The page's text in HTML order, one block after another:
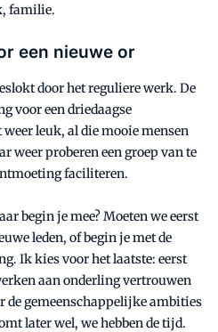
familie.
een nieuwe or
door het reguliere werk. De
voor een driedaagse
leuk, al die mooie mensen
weer proberen een groep van te
faciliteren.
begin je mee? Moeten we eerst
leden, of begin je met de
Ik kies voor het laatste: eerst
aan onderling vertrouwen
de gemeenschappelijke ambities
later wel, we hebben de tijd.